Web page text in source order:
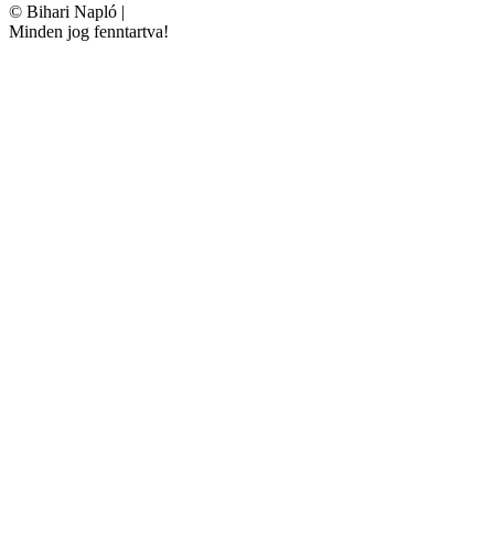
© Bihari Napló |
Minden jog fenntartva!